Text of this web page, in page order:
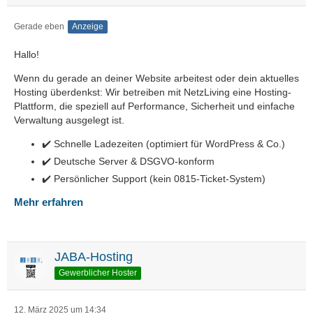
Gerade eben Anzeige
Hallo!
Wenn du gerade an deiner Website arbeitest oder dein aktuelles
Hosting überdenkst: Wir betreiben mit NetzLiving eine Hosting-
Plattform, die speziell auf Performance, Sicherheit und einfache
Verwaltung ausgelegt ist.
✔️ Schnelle Ladezeiten (optimiert für WordPress & Co.)
✔️ Deutsche Server & DSGVO-konform
✔️ Persönlicher Support (kein 0815-Ticket-System)
Mehr erfahren
JABA-Hosting
Gewerblicher Hoster
12. März 2025 um 14:34